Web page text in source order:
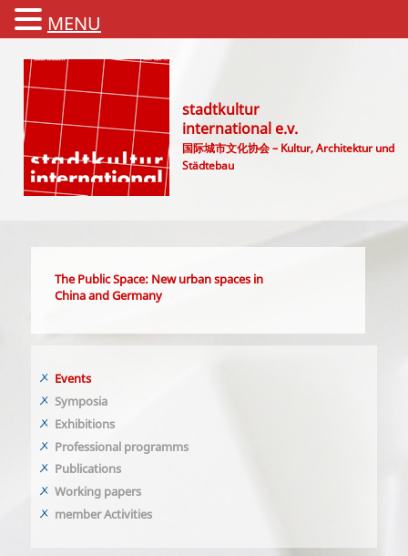
stadtkultur
international e.v.
国际城市文化协会 – Kultur, Architektur und
Städtebau
The Public Space: New urban spaces in
China and Germany
Events
Symposia
Exhibitions
Professional programms
Publications
Working papers
member Activities
MENU